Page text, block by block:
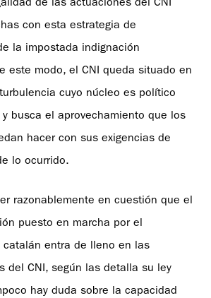
de las actuaciones del CNI
con esta estrategia de
la impostada indignación
este modo, el CNI queda situado en
cuyo núcleo es político
busca el aprovechamiento que los
hacer con sus exigencias de
lo ocurrido.
razonablemente en cuestión que el
puesto en marcha por el
catalán entra de lleno en las
del CNI, según las detalla su ley
hay duda sobre la capacidad